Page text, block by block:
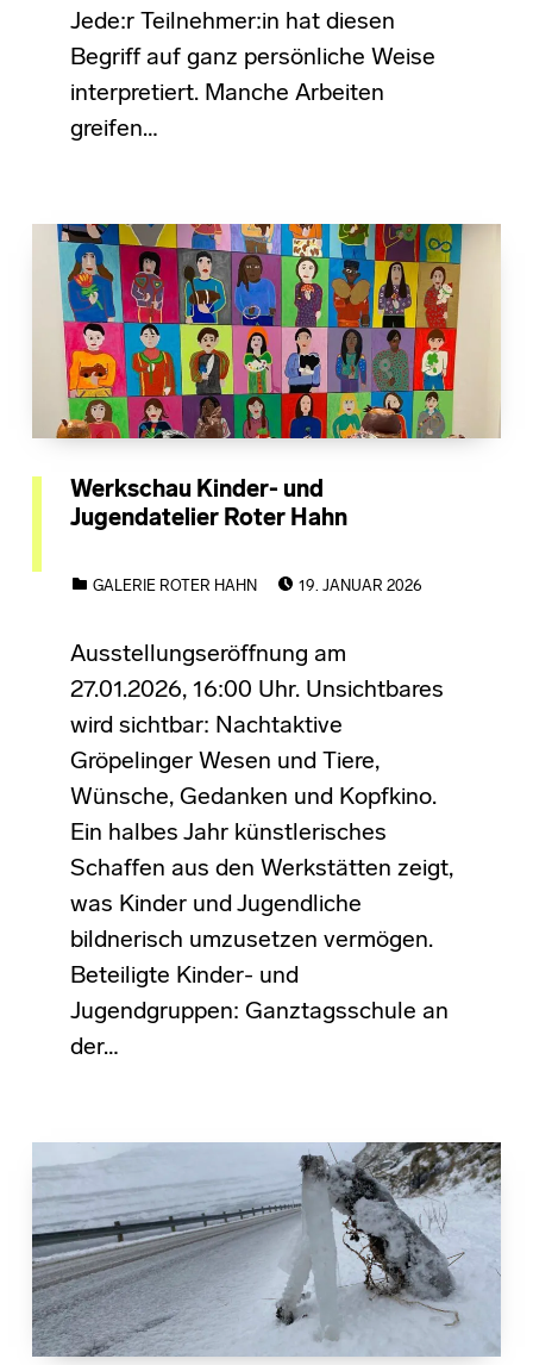
Jede:r Teilnehmer:in hat diesen
Begriff auf ganz persönliche Weise
interpretiert. Manche Arbeiten
greifen…
Werkschau Kinder- und
Jugendatelier Roter Hahn
GALERIE ROTER HAHN
19. JANUAR 2026
Ausstellungseröffnung am
27.01.2026, 16:00 Uhr. Unsichtbares
wird sichtbar: Nachtaktive
Gröpelinger Wesen und Tiere,
Wünsche, Gedanken und Kopfkino.
Ein halbes Jahr künstlerisches
Schaffen aus den Werkstätten zeigt,
was Kinder und Jugendliche
bildnerisch umzusetzen vermögen.
Beteiligte Kinder- und
Jugendgruppen: Ganztagsschule an
der…